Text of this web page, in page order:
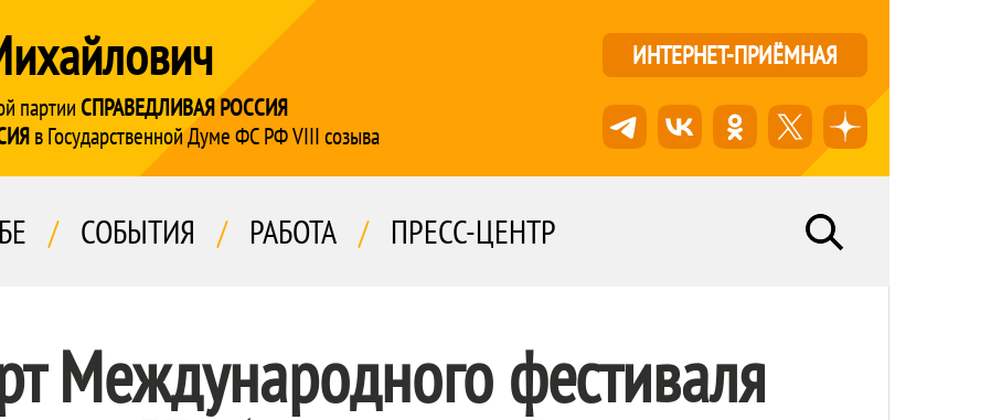
партии СПРАВЕДЛИВАЯ РОССИЯ
в Государственной Думе ФС РФ VIII созыва
ИНТЕРНЕТ-ПРИЁМНАЯ
/ СОБЫТИЯ / РАБОТА / ПРЕСС-ЦЕНТР
Международного фестиваля